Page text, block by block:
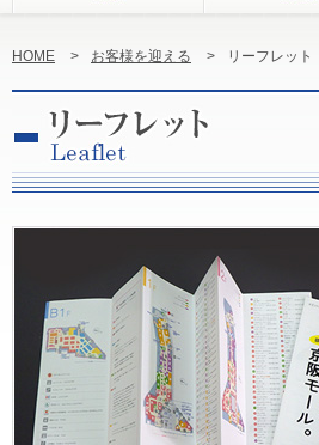
HOME > お客様を迎える > リーフレット